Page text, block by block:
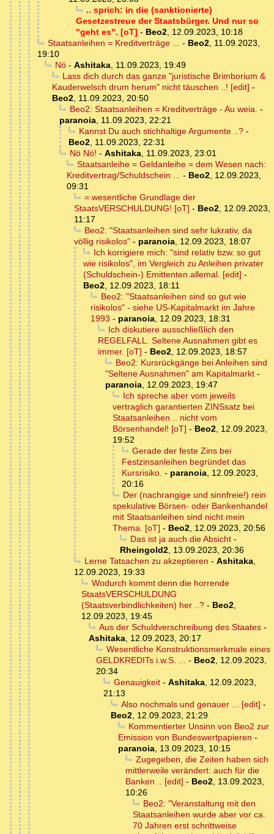
.. sprich: in die (sanktionierte)
Gesetzestreue der Staatsbürger. Und nur so
"geht es". [oT] - Beo2, 12.09.2023, 10:18
Staatsanleihen = Kreditverträge ... - Beo2, 11.09.2023,
19:10
Nö- Ashitaka, 11.09.2023, 19:49
Lass dich durch das ganze "juristische Brimborium &
Kauderwelsch drum herum" nicht täuschen ..! [edit] -
Beo2, 11.09.2023, 20:50
Beo2: Staatsanleihen = Kreditverträge - Au weia. -
paranoia, 11.09.2023, 22:21
Kannst Du auch stichhaltige Argumente ..?-
Beo2, 11.09.2023, 22:31
Nö Nö! - Ashitaka, 11.09.2023, 23:01
Staatsanleihe = Geldanleihe = dem Wesen nach:
Kreditvertrag/Schuldschein ... - Beo2, 12.09.2023,
09:31
= wesentliche Grundlage der
StaatsVERSCHULDUNG! [oT] - Beo2, 12.09.2023,
11:17
Beo2: "Staatsanleihen sind sehr lukrativ, da
völlig risikolos" - paranoia, 12.09.2023, 18:07
Ich korrigiere mich: "sind relativ bzw. so gut
wie risikolos", im Vergleich zu Anleihen privater
(Schuldschein-) Emittenten allemal. [edit] -
Beo2, 12.09.2023, 18:11
Beo2: "Staatsanleihen sind so gut wie
risikolos" - siehe US-Kapitalmarkt im Jahre
1993 - paranoia, 12.09.2023, 18:31
Ich diskutiere ausschließlich den
REGELFALL. Seltene Ausnahmen gibt es
immer. [oT] - Beo2, 12.09.2023, 18:57
Beo2: Kursrückgänge bei Anleihen sind
"Seltene Ausnahmen" am Kapitalmarkt -
paranoia, 12.09.2023, 19:47
Ich spreche aber vom jeweils
vertraglich garantierten ZINSsatz bei
Staatsanleihen .. nicht vom
Börsenhandel! [oT] - Beo2, 12.09.2023,
19:52
Gerade der feste Zins bei
Festzinsanleihen begründet das
Kursrisiko. - paranoia, 12.09.2023,
20:16
Der (nachrangige und sinnfreie!) rein
spekulative Börsen- oder Bankenhandel
mit Staatsanleihen sind nicht mein
Thema. [oT] - Beo2, 12.09.2023, 20:56
Das ist ja auch die Absicht-
Rheingold2, 13.09.2023, 20:36
Lerne Tatsachen zu akzeptieren - Ashitaka,
12.09.2023, 19:33
Wodurch kommt denn die horrende
StaatsVERSCHULDUNG
(Staatsverbindlichkeiten) her ..? - Beo2,
12.09.2023, 19:45
Aus der Schuldverschreibung des Staates-
Ashitaka, 12.09.2023, 20:17
Wesentliche Konstruktionsmerkmale eines
GELDKREDITs i.w.S. ... - Beo2, 12.09.2023,
20:34
Genauigkeit- Ashitaka, 12.09.2023,
21:13
Also nochmals und genauer ... [edit] -
Beo2, 12.09.2023, 21:29
Kommentierter Unsinn von Beo2 zur
Emission von Bundeswertpapieren -
paranoia, 13.09.2023, 10:15
Zugegeben, die Zeiten haben sich
mittlerweile verändert: auch für die
Banken .. [edit] - Beo2, 13.09.2023,
10:26
Beo2: "Veranstaltung mit den
Staatsanleihen wurde aber vor ca.
70 Jahren erst schrittweise